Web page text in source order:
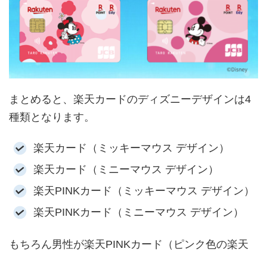
まとめると、楽天カードのディズニーデザインは4
種類となります。
楽天カード（ミッキーマウス デザイン）
楽天カード（ミニーマウス デザイン）
楽天PINKカード（ミッキーマウス デザイン）
楽天PINKカード（ミニーマウス デザイン）
もちろん男性が楽天PINKカード（ピンク色の楽天